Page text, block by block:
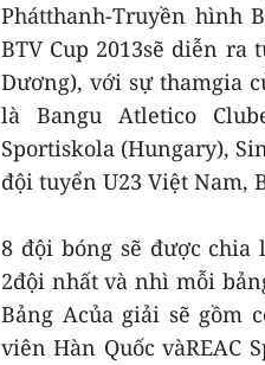
Phátthanh-Truyền hình
BTV Cup 2013sẽ diễn ra
Dương), với sự thamgia
là Bangu Atletico
Sportiskola (Hungary),
đội tuyển U23 Việt Nam,
8 đội bóng sẽ được
2đội nhất và nhì mỗi
Bảng Acủa giải sẽ gồm
viên Hàn Quốc vàREAC